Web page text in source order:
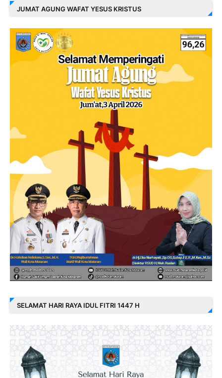
JUMAT AGUNG WAFAT YESUS KRISTUS
SELAMAT HARI RAYA IDUL FITRI 1447 H